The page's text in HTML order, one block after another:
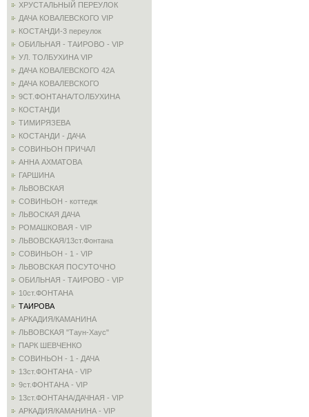
ХРУСТАЛЬНЫЙ ПЕРЕУЛОК
ДАЧА КОВАЛЕВСКОГО VIP
КОСТАНДИ-3 переулок
ОБИЛЬНАЯ - ТАИРОВО - VIP
УЛ. ТОЛБУХИНА VIP
ДАЧА КОВАЛЕВСКОГО 42А
ДАЧА КОВАЛЕВСКОГО
9СТ.ФОНТАНА/ТОЛБУХИНА
КОСТАНДИ
ТИМИРЯЗЕВА
КОСТАНДИ - ДАЧА
СОВИНЬОН ПРИЧАЛ
АННА АХМАТОВА
ГАРШИНА
ЛЬВОВСКАЯ
СОВИНЬОН - коттедж
ЛЬВОСКАЯ ДАЧА
РОМАШКОВАЯ - VIP
ЛЬВОВСКАЯ/13ст.Фонтана
СОВИНЬОН - 1 - VIP
ЛЬВОВСКАЯ ПОСУТОЧНО
ОБИЛЬНАЯ - ТАИРОВО - VIP
10ст.ФОНТАНА
ТАИРОВА
АРКАДИЯ/КАМАНИНА
ЛЬВОВСКАЯ "Таун-Хаус"
ПАРК ШЕВЧЕНКО
СОВИНЬОН - 1 - ДАЧА
13ст.ФОНТАНА - VIP
9ст.ФОНТАНА - VIP
13ст.ФОНТАНА/ДАЧНАЯ - VIP
АРКАДИЯ/КАМАНИНА - VIP